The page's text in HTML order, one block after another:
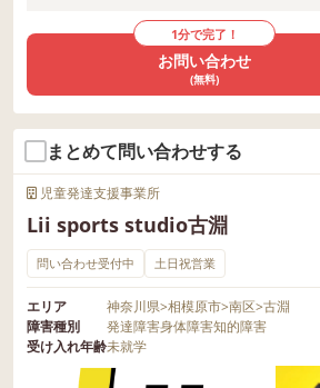
1分で完了！
お問い合わせ
(無料)
まとめて問い合わせする
児童発達支援事業所
Lii sports studio古淵
問い合わせ受付中 土日祝営業
エリア 神奈川県>相模原市>南区>古淵
障害種別
発達障害身体障害知的障害
受け入れ年齢未就学